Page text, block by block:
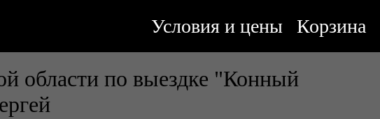
Корзина
Условия и цены
области по выездке "Конный